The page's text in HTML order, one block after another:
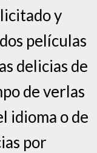
y
películas
delicias de
de verlas
idioma o de
por